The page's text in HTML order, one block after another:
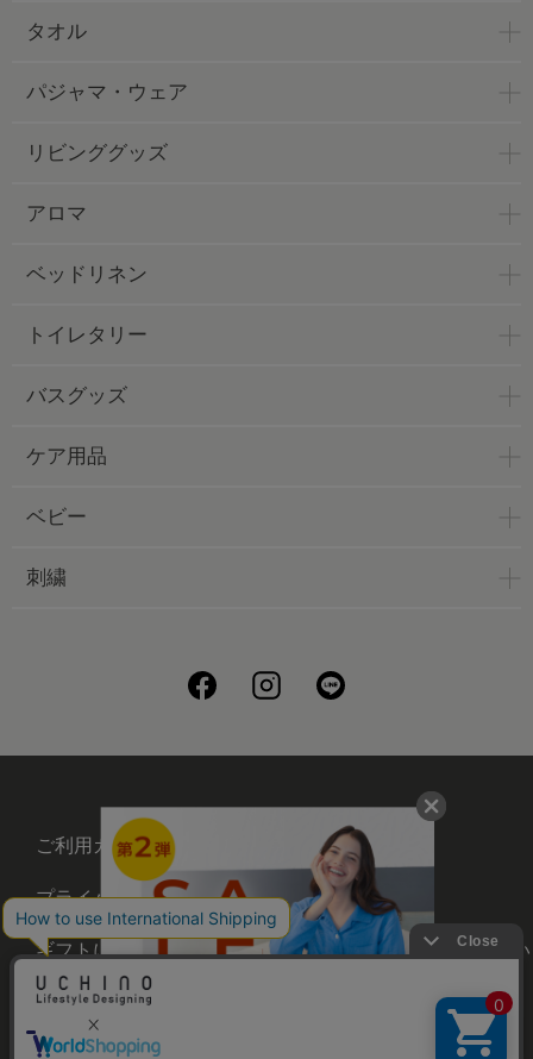
タオル
パジャマ・ウェア
リビンググッズ
アロマ
ベッドリネン
トイレタリー
バスグッズ
ケア用品
ベビー
刺繍
ご利用ガイド 会社概要
プライバシーポリシー 刺繍について
ギフトについて
UCHINOメンバーズについ